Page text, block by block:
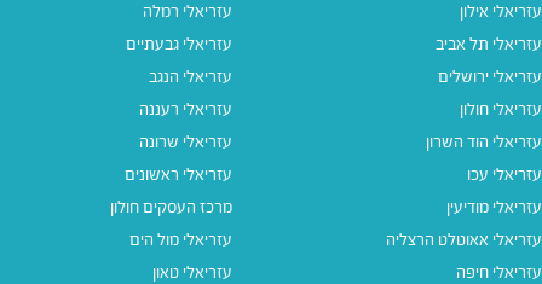
עזריאלי אילון
עזריאלי תל אביב
עזריאלי ירושלים
עזריאלי חולון
עזריאלי הוד השרון
עזריאלי עכו
עזריאלי מודיעין
עזריאלי אאוטלט הרצליה
עזריאלי חיפה
עזריאלי רמלה
עזריאלי גבעתיים
עזריאלי הנגב
עזריאלי רעננה
עזריאלי שרונה
עזריאלי ראשונים
מרכז העסקים חולון
עזריאלי מול הים
עזריאלי טאון